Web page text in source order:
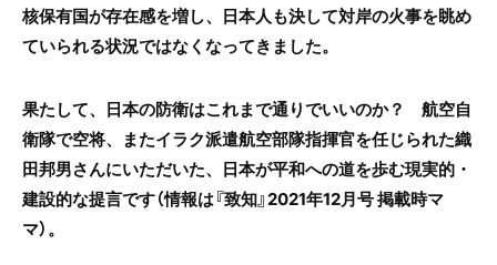
核保有国が存在感を増し、日本人も決して対岸の火事を眺め
ていられる状況ではなくなってきました。
果たして、日本の防衛はこれまで通りでいいのか？ 航空自
衛隊で空将、またイラク派遣航空部隊指揮官を任じられた織
田邦男さんにいただいた、日本が平和への道を歩む現実的・
建設的な提言です（情報は『致知』2021年12月号 掲載時マ
マ）。